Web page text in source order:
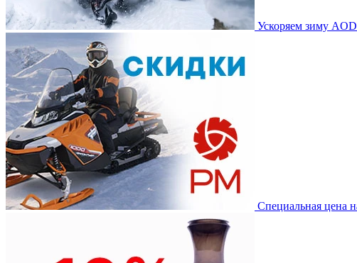
Ускоряем зиму
Специальная цена